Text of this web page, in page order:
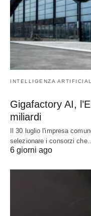
INTELLIGENZA
Gigafactory AI,
miliardi
Il 30 luglio l'impresa
selezionare i consorzi
6 giorni ago